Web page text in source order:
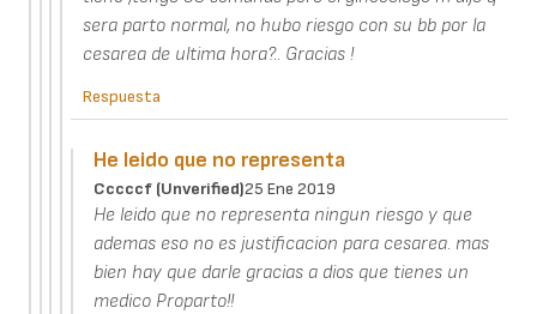
sera parto normal, no hubo riesgo con su bb por la
cesarea de ultima hora?.. Gracias !
Respuesta
He leido que no representa
Cccccf (unverified)25 Ene 2019
He leido que no representa ningun riesgo y que
ademas eso no es justificacion para cesarea. mas
bien hay que darle gracias a dios que tienes un
medico Proparto!!